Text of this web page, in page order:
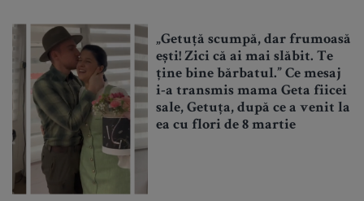
„Getuță scumpă, dar frumoasă
ești! Zici că ai mai slăbit. Te
ține bine bărbatul.” Ce mesaj
i-a transmis mama Geta fiicei
sale, Getuța, după ce a venit la
ea cu flori de 8 martie